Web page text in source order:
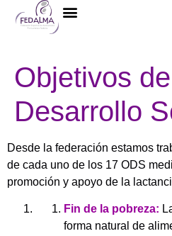
Objetivos de
Desarrollo
Desde la federación estamos
de cada uno de los 17 ODS
promoción y apoyo de la
Fin de la pobreza:
forma natural de